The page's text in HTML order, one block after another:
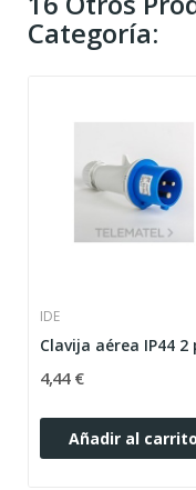
Categoría:
IDE
4,44 €
Añadir al carrito